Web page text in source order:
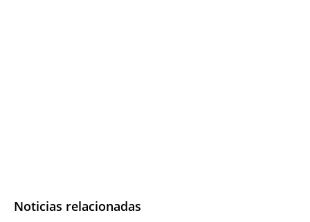
Noticias relacionadas